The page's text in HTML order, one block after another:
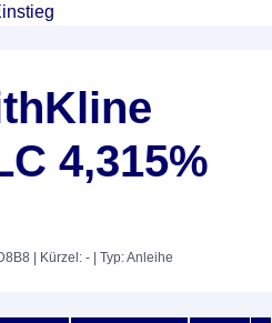
4,315%
| Kürzel: - | Typ: Anleihe